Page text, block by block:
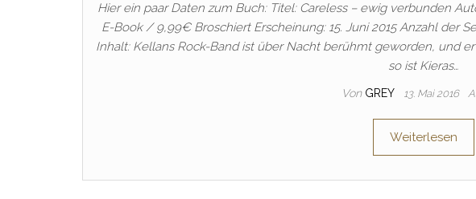
Hier ein paar Daten zum Buch: Titel: Careless – ewig verbunden
E-Book / 9,99€ Broschiert Erscheinung: 15. Juni 2015 Anzahl der
Inhalt: Kellans Rock-Band ist über Nacht berühmt geworden, und
so ist Kieras…
Von GREY 13. Mai 2016
Weiterlesen